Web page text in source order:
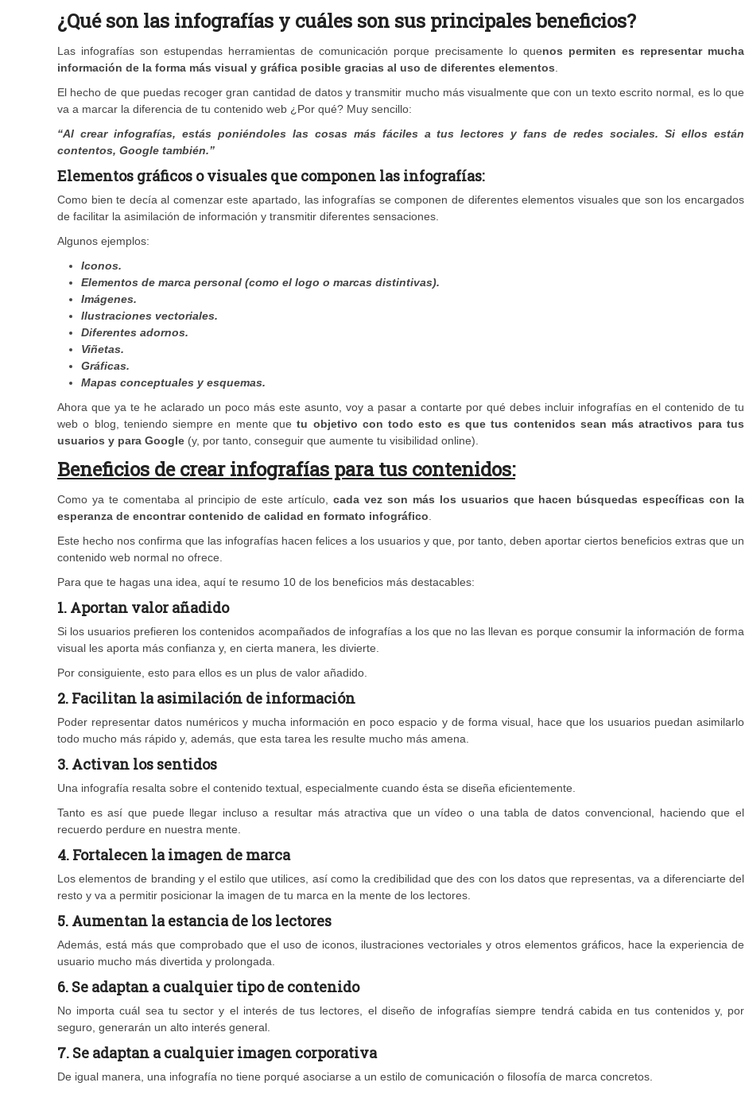
¿Qué son las infografías y cuáles son sus principales beneficios?
Las infografías son estupendas herramientas de comunicación porque precisamente lo quenos permiten es representar mucha
información de la forma más visual y gráfica posible gracias al uso de diferentes elementos.
El hecho de que puedas recoger gran cantidad de datos y transmitir mucho más visualmente que con un texto escrito normal, es lo que
va a marcar la diferencia de tu contenido web ¿Por qué? Muy sencillo:
“Al crear infografías, estás poniéndoles las cosas más fáciles a tus lectores y fans de redes sociales. Si ellos están
contentos, Google también.”
Elementos gráficos o visuales que componen las infografías:
Como bien te decía al comenzar este apartado, las infografías se componen de diferentes elementos visuales que son los encargados
de facilitar la asimilación de información y transmitir diferentes sensaciones.
Algunos ejemplos:
Iconos.
Elementos de marca personal (como el logo o marcas distintivas).
Imágenes.
Ilustraciones vectoriales.
Diferentes adornos.
Viñetas.
Gráficas.
Mapas conceptuales y esquemas.
Ahora que ya te he aclarado un poco más este asunto, voy a pasar a contarte por qué debes incluir infografías en el contenido de tu
web o blog, teniendo siempre en mente quetu objetivo con todo esto es que tus contenidos sean más atractivos para tus
usuarios y para Google (y, por tanto, conseguir que aumente tu visibilidad online).
Beneficios de crear infografías para tus contenidos:
Como ya te comentaba al principio de este artículo,cada vez son más los usuarios que hacen búsquedas específicas con la
esperanza de encontrar contenido de calidad en formato infográfico.
Este hecho nos confirma que las infografías hacen felices a los usuarios y que, por tanto, deben aportar ciertos beneficios extras que un
contenido web normal no ofrece.
Para que te hagas una idea, aquí te resumo 10 de los beneficios más destacables:
1. Aportan valor añadido
Si los usuarios prefieren los contenidos acompañados de infografías a los que no las llevan es porque consumir la información de forma
visual les aporta más confianza y, en cierta manera, les divierte.
Por consiguiente, esto para ellos es un plus de valor añadido.
2. Facilitan la asimilación de información
Poder representar datos numéricos y mucha información en poco espacio y de forma visual, hace que los usuarios puedan asimilarlo
todo mucho más rápido y, además, que esta tarea les resulte mucho más amena.
3. Activan los sentidos
Una infografía resalta sobre el contenido textual, especialmente cuando ésta se diseña eficientemente.
Tanto es así que puede llegar incluso a resultar más atractiva que un vídeo o una tabla de datos convencional, haciendo que el
recuerdo perdure en nuestra mente.
4. Fortalecen la imagen de marca
Los elementos de branding y el estilo que utilices, así como la credibilidad que des con los datos que representas, va a diferenciarte del
resto y va a permitir posicionar la imagen de tu marca en la mente de los lectores.
5. Aumentan la estancia de los lectores
Además, está más que comprobado que el uso de iconos, ilustraciones vectoriales y otros elementos gráficos, hace la experiencia de
usuario mucho más divertida y prolongada.
6. Se adaptan a cualquier tipo de contenido
No importa cuál sea tu sector y el interés de tus lectores, el diseño de infografías siempre tendrá cabida en tus contenidos y, por
seguro, generarán un alto interés general.
7. Se adaptan a cualquier imagen corporativa
De igual manera, una infografía no tiene porqué asociarse a un estilo de comunicación o filosofía de marca concretos.